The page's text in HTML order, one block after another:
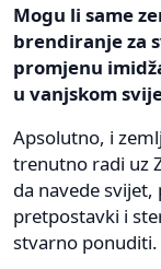
Mogu li same
brendiranje za
promjenu
u vanjskom
Apsolutno, i
trenutno radi uz
da navede svijet,
pretpostavki i
stvarno ponuditi.